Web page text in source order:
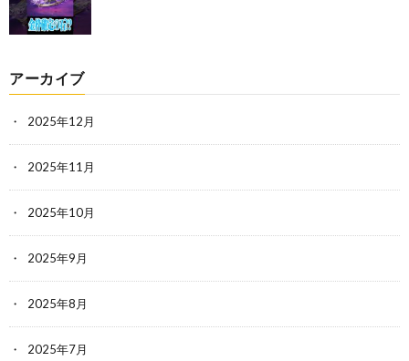
アーカイブ
2025年12月
2025年11月
2025年10月
2025年9月
2025年8月
2025年7月